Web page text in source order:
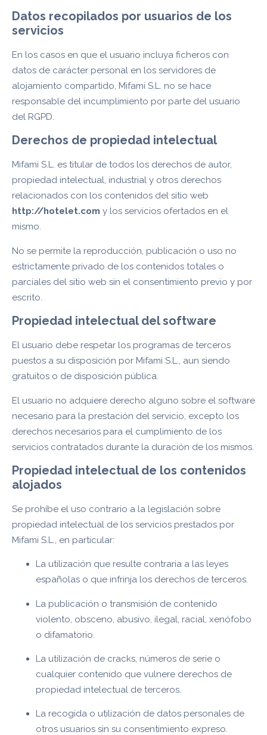
Datos recopilados por usuarios de los
servicios
En los casos en que el usuario incluya ficheros con
datos de carácter personal en los servidores de
alojamiento compartido, Mifami S.L. no se hace
responsable del incumplimiento por parte del usuario
del RGPD.
Derechos de propiedad intelectual
Mifami S.L. es titular de todos los derechos de autor,
propiedad intelectual, industrial y otros derechos
relacionados con los contenidos del sitio web
http://hotelet.com y los servicios ofertados en el
mismo.
No se permite la reproducción, publicación o uso no
estrictamente privado de los contenidos totales o
parciales del sitio web sin el consentimiento previo y por
escrito.
Propiedad intelectual del software
El usuario debe respetar los programas de terceros
puestos a su disposición por Mifami S.L., aun siendo
gratuitos o de disposición pública.
El usuario no adquiere derecho alguno sobre el software
necesario para la prestación del servicio, excepto los
derechos necesarios para el cumplimiento de los
servicios contratados durante la duración de los mismos.
Propiedad intelectual de los contenidos
alojados
Se prohíbe el uso contrario a la legislación sobre
propiedad intelectual de los servicios prestados por
Mifami S.L., en particular:
La utilización que resulte contraria a las leyes
españolas o que infrinja los derechos de terceros.
La publicación o transmisión de contenido
violento, obsceno, abusivo, ilegal, racial, xenófobo
o difamatorio.
La utilización de cracks, números de serie o
cualquier contenido que vulnere derechos de
propiedad intelectual de terceros.
La recogida o utilización de datos personales de
otros usuarios sin su consentimiento expreso.